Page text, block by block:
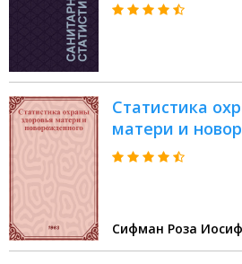
Статистика
матери и
Сифман Роза